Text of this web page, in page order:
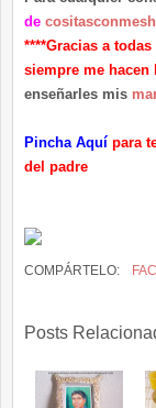
de
****Gracias a
siempre me hacen
enseñarles mis
Pincha Aquí para
del padre
COMPÁRTELO:
Posts